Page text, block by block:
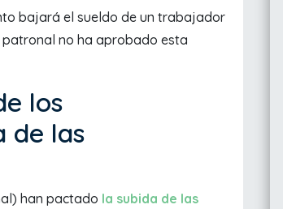
bajará el sueldo de un trabajador
patronal no ha aprobado esta
los
de las
han pactado la subida de las